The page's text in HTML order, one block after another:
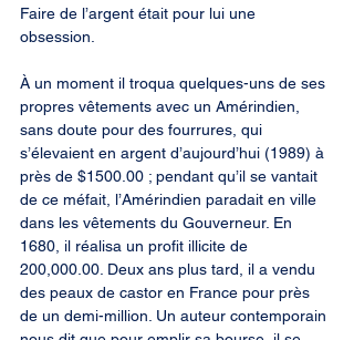
Faire de l’argent était pour lui une
obsession.
À un moment il troqua quelques-uns de ses
propres vêtements avec un Amérindien,
sans doute pour des fourrures, qui
s’élevaient en argent d’aujourd’hui (1989) à
près de $1500.00 ; pendant qu’il se vantait
de ce méfait, l’Amérindien paradait en ville
dans les vêtements du Gouverneur. En
1680, il réalisa un profit illicite de
200,000.00. Deux ans plus tard, il a vendu
des peaux de castor en France pour près
de un demi-million. Un auteur contemporain